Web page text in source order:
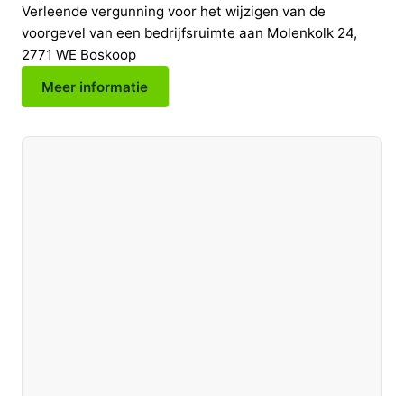
Verleende vergunning voor het wijzigen van de
voorgevel van een bedrijfsruimte aan Molenkolk 24,
2771 WE Boskoop
Meer informatie